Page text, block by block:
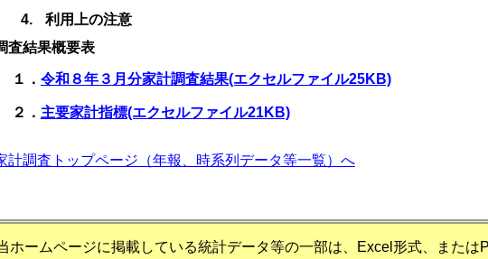
利用上の注意
査結果概要表
１． 令和８年３月分家計調査結果(エクセルファイル25KB)
２． 主要家計指標(エクセルファイル21KB)
計調査トップページ（年報、時系列データ等一覧）へ
ホームページに掲載している統計データ等の一部は、Excel形式、また